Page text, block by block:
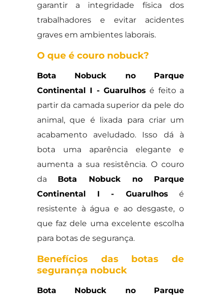
garantir a integridade física dos
trabalhadores e evitar acidentes
graves em ambientes laborais.
O que é couro nobuck?
Bota Nobuck no Parque
Continental I - Guarulhos é feito a
partir da camada superior da pele do
animal, que é lixada para criar um
acabamento aveludado. Isso dá à
bota uma aparência elegante e
aumenta a sua resistência. O couro
da Bota Nobuck no Parque
Continental I - Guarulhos é
resistente à água e ao desgaste, o
que faz dele uma excelente escolha
para botas de segurança.
Benefícios das botas de
segurança nobuck
Bota Nobuck no Parque